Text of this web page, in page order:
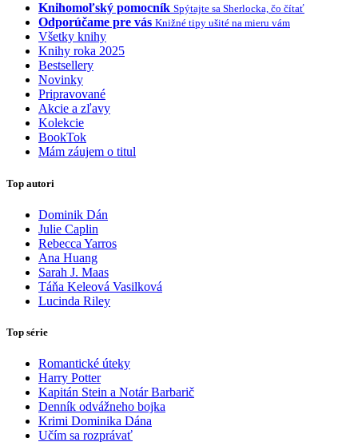
Knihomoľský pomocník Spýtajte sa Sherlocka, čo čítať
Odporúčame pre vás Knižné tipy ušité na mieru vám
Všetky knihy
Knihy roka 2025
Bestsellery
Novinky
Pripravované
Akcie a zľavy
Kolekcie
BookTok
Mám záujem o titul
Top autori
Dominik Dán
Julie Caplin
Rebecca Yarros
Ana Huang
Sarah J. Maas
Táňa Keleová Vasilková
Lucinda Riley
Top série
Romantické úteky
Harry Potter
Kapitán Stein a Notár Barbarič
Denník odvážneho bojka
Krimi Dominika Dána
Učím sa rozprávať